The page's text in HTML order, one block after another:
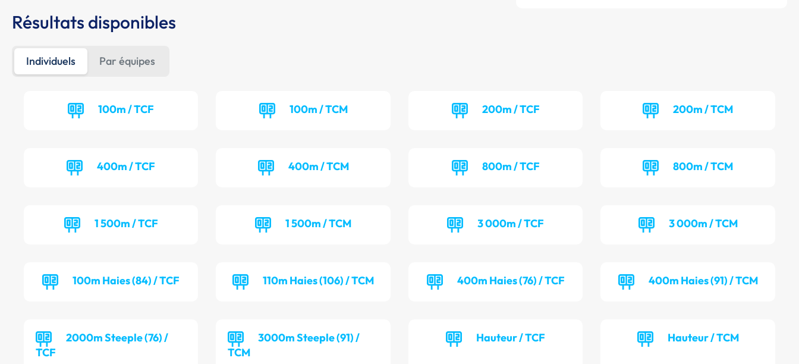
Résultats disponibles
Individuels Par équipes
100m / TCF 100m / TCM 200m / TCF 200m / TCM
400m / TCF 400m / TCM 800m / TCF 800m / TCM
1 500m / TCF 1 500m / TCM 3 000m / TCF 3 000m / TCM
100m Haies (84) / TCF 110m Haies (106) / TCM 400m Haies (76) / TCF 400m Haies (91) / TCM
2000m Steeple (76) /
TCF
3000m Steeple (91) /
TCM
Hauteur / TCF Hauteur / TCM